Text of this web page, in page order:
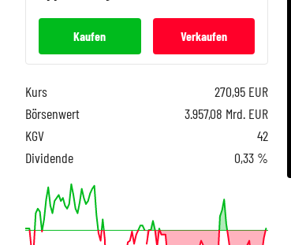
Kaufen Verkaufen
Kurs 270,95 EUR
Börsenwert
3.957,08 Mrd. EUR
KGV
42
Dividende
0,33 %